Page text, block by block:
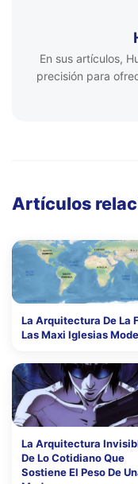
En sus artículos,
precisión para
Artículos
La Arquitectura De La
Las Maxi Iglesias
La Arquitectura
De Lo Cotidiano Que
Sostiene El Peso De